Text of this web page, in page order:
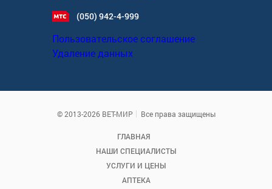
(050) 942-4-999
Пользовательское соглашение
Удаление данных
© 2013-2026 ВЕТ-МИР Все права защищены
ГЛАВНАЯ
НАШИ СПЕЦИАЛИСТЫ
УСЛУГИ И ЦЕНЫ
АПТЕКА